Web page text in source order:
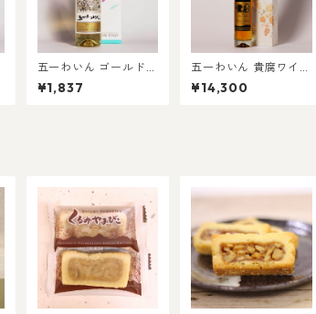
五一わいん ゴールド
白 720ml
¥1,837
五一わいん 貴腐ワイン
375ml
¥14,300